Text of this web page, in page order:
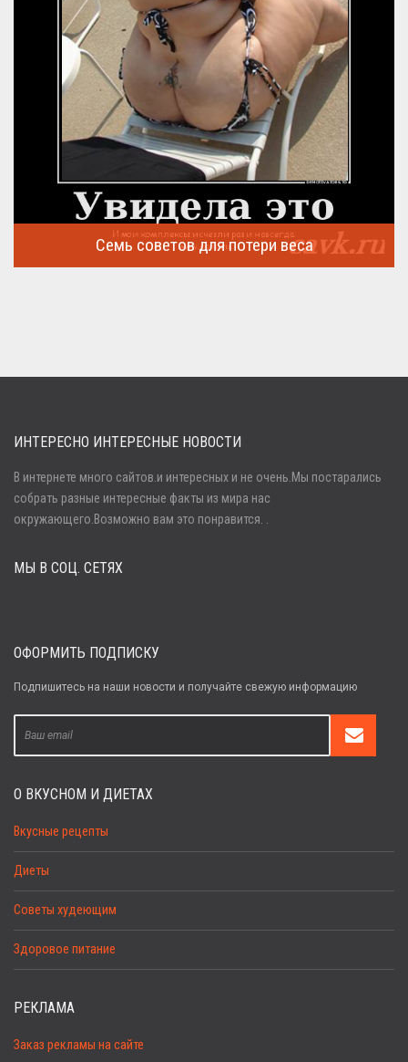
Семь советов для потери веса
Войти
Забыли пароль?
ИНТЕРЕСНО ИНТЕРЕСНЫЕ НОВОСТИ
В интернете много сайтов.и интересных и не очень.Мы постарались
собрать разные интересные факты из мира нас
окружающего.Возможно вам это понравится. .
МЫ В СОЦ. СЕТЯХ
ОФОРМИТЬ ПОДПИСКУ
Подпишитесь на наши новости и получайте свежую информацию
О ВКУСНОМ И ДИЕТАХ
Вкусные рецепты
Диеты
Советы худеющим
Здоровое питание
РЕКЛАМА
Заказ рекламы на сайте